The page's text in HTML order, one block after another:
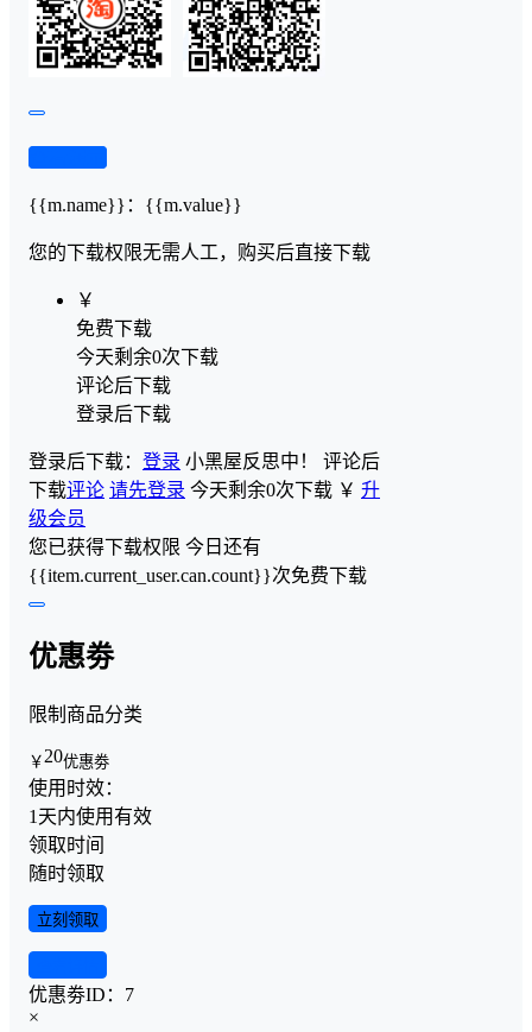
{{m.name}} ： {{m.value}}
您的下载权限无需人工，购买后直接下载
￥
免费下载
今天剩余0次下载
评论后下载
登录后下载
登录后下载： 登录 小黑屋反思中！ 评论后
下载评论 请先登录 今天剩余0次下载 ￥ 升
级会员
您已获得下载权限 今日还有
{{item.current_user.can.count}}次免费下载
优惠劵
限制商品分类
￥ 20优惠劵
使用时效：
1天内使用有效
领取时间
随时领取
立刻领取
优惠劵ID： 7
×